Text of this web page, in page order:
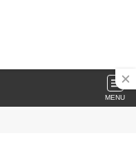
MENU